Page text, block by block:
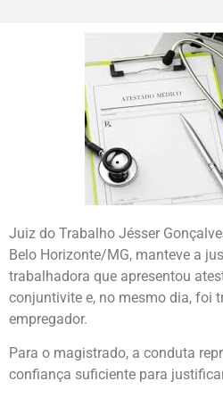
Juiz do Trabalho Jésser
Belo Horizonte/MG, manteve a
trabalhadora que apresentou
conjuntivite e, no mesmo dia, foi
empregador.
Para o magistrado, a conduta
confiança suficiente para